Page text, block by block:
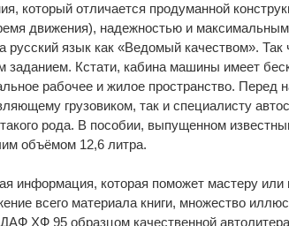
который отличается продуманной
движения), надежностью и
язык как «Ведомый качеством». Так
Кстати, кабина машины имеет
рабочее и жилое пространство. Перед
грузовиком, так и специалисту
рода. В пособии, выпущенном
объёмом 12,6 литра.
информация, которая поможет мастеру
всего материала книги, множество
ХФ 95 образцом качественной